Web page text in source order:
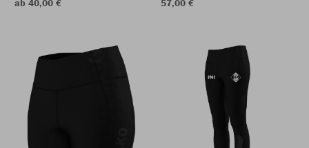
ab 40,00 €
57,00 €